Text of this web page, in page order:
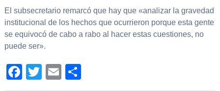
El subsecretario remarcó que hay que «analizar la gravedad
institucional de los hechos que ocurrieron porque esta gente
se equivocó de cabo a rabo al hacer estas cuestiones, no
puede ser».
Facebook
TwitterEmail